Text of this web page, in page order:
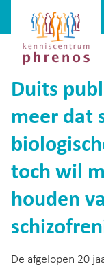
Phrenos
website
Duits
meer dat
toch wil
houden
De afgelopen 20